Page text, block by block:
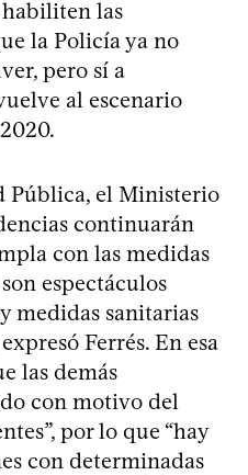
las
la Policía ya no
pero sí a
al escenario
Pública, el Ministerio
continuarán
con las medidas
espectáculos
medidas sanitarias
Ferrés. En esa
las demás
con motivo del
por lo que “hay
con determinadas